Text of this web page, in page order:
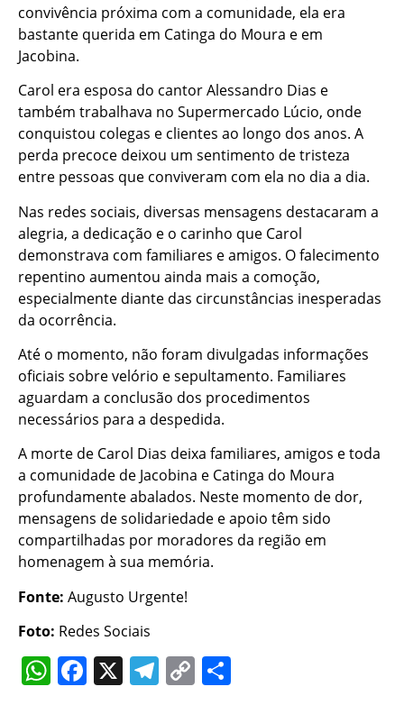
convivência próxima com a comunidade, ela era
bastante querida em Catinga do Moura e em
Jacobina.
Carol era esposa do cantor Alessandro Dias e
também trabalhava no Supermercado Lúcio, onde
conquistou colegas e clientes ao longo dos anos. A
perda precoce deixou um sentimento de tristeza
entre pessoas que conviveram com ela no dia a dia.
Nas redes sociais, diversas mensagens destacaram a
alegria, a dedicação e o carinho que Carol
demonstrava com familiares e amigos. O falecimento
repentino aumentou ainda mais a comoção,
especialmente diante das circunstâncias inesperadas
da ocorrência.
Até o momento, não foram divulgadas informações
oficiais sobre velório e sepultamento. Familiares
aguardam a conclusão dos procedimentos
necessários para a despedida.
A morte de Carol Dias deixa familiares, amigos e toda
a comunidade de Jacobina e Catinga do Moura
profundamente abalados. Neste momento de dor,
mensagens de solidariedade e apoio têm sido
compartilhadas por moradores da região em
homenagem à sua memória.
Fonte: Augusto Urgente!
Foto: Redes Sociais
WhatsApp
Facebook
X Telegram
Copy